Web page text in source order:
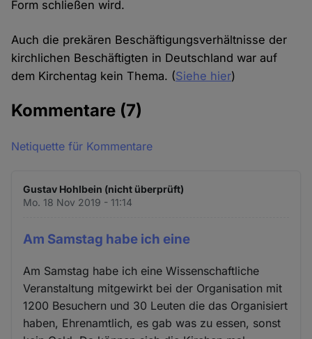
Form schließen wird.
Auch die prekären Beschäftigungsverhältnisse der
kirchlichen Beschäftigten in Deutschland war auf
dem Kirchentag kein Thema. (Siehe hier)
Kommentare (7)
Netiquette für Kommentare
Gustav Hohlbein (nicht überprüft)
Mo. 18 Nov 2019 - 11:14
Am Samstag habe ich eine
Am Samstag habe ich eine Wissenschaftliche
Veranstaltung mitgewirkt bei der Organisation mit
1200 Besuchern und 30 Leuten die das Organisiert
haben, Ehrenamtlich, es gab was zu essen, sonst